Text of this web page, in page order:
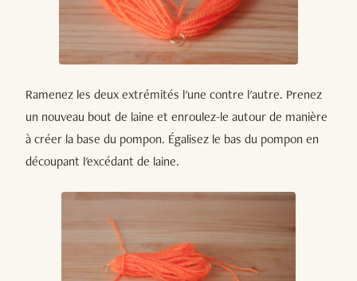
Ramenez les deux extrémités l'une contre l'autre. Prenez
un nouveau bout de laine et enroulez-le autour de manière
à créer la base du pompon. Égalisez le bas du pompon en
découpant l'excédant de laine.